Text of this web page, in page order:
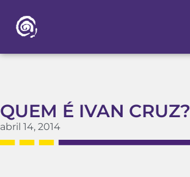
QUEM É IVAN CRUZ?
abril 14, 2014